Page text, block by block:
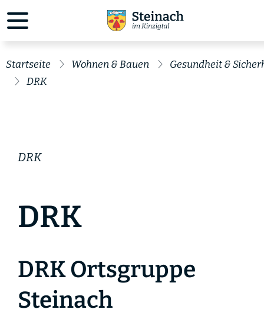
Startseite Wohnen & Bauen
Gesundheit &
DRK
DRK
DRK
DRK Ortsgruppe
Steinach